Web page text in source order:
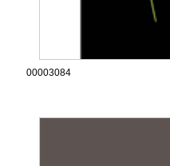
00003084